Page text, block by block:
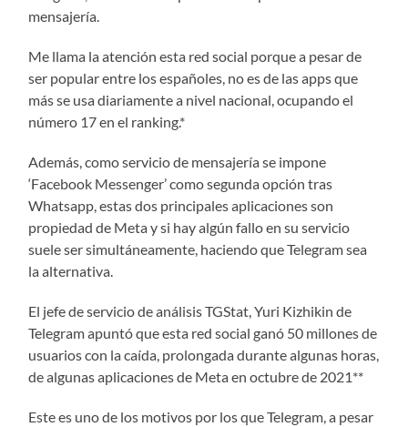
mensajería.
Me llama la atención esta red social porque a pesar de
ser popular entre los españoles, no es de las apps que
más se usa diariamente a nivel nacional, ocupando el
número 17 en el ranking.*
Además, como servicio de mensajería se impone
‘Facebook Messenger’ como segunda opción tras
Whatsapp, estas dos principales aplicaciones son
propiedad de Meta y si hay algún fallo en su servicio
suele ser simultáneamente, haciendo que Telegram sea
la alternativa.
El jefe de servicio de análisis TGStat, Yuri Kizhikin de
Telegram apuntó que esta red social ganó 50 millones de
usuarios con la caída, prolongada durante algunas horas,
de algunas aplicaciones de Meta en octubre de 2021**
Este es uno de los motivos por los que Telegram, a pesar